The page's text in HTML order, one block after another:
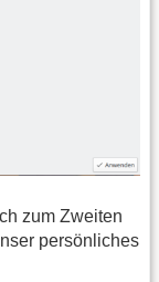
zum Zweiten
persönliches